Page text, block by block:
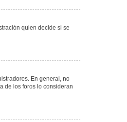
quien decide si se
En general, no
de los foros lo consideran